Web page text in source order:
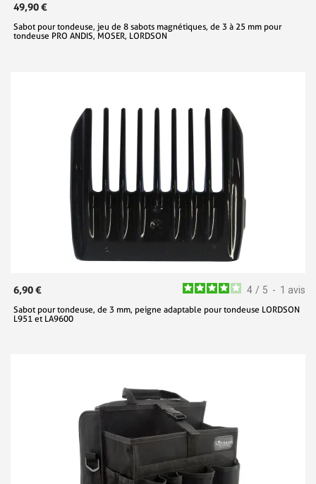
49,90 €
Sabot pour tondeuse, jeu de 8 sabots magnétiques, de 3 à 25 mm pour
tondeuse PRO ANDIS, MOSER, LORDSON
4 / 5 - 1 avis
6,90 €
Sabot pour tondeuse, de 3 mm, peigne adaptable pour tondeuse LORDSON
L951 et LA9600